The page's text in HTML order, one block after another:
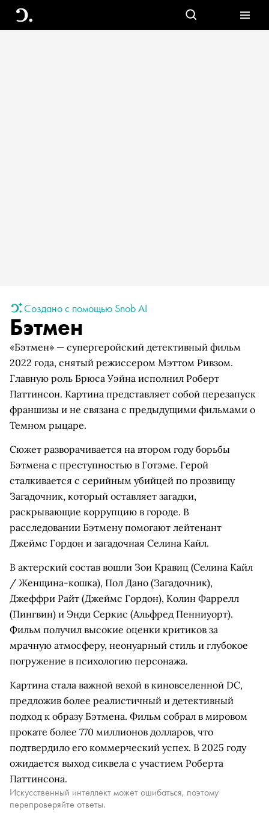
Создано с помощью Snob AI
Бэтмен
«Бэтмен» — супергеройский детективный фильм
2022 года, снятый режиссером Мэттом Ривзом.
Главную роль Брюса Уэйна исполнил Роберт
Паттинсон. Картина представляет собой перезапуск
франшизы и не связана с предыдущими фильмами о
Темном рыцаре.
Сюжет разворачивается на втором году борьбы
Бэтмена с преступностью в Готэме. Герой
сталкивается с серийным убийцей по прозвищу
Загадочник, который оставляет загадки,
раскрывающие коррупцию в городе. В
расследовании Бэтмену помогают лейтенант
Джеймс Гордон и загадочная Селина Кайл.
В актерский состав вошли Зои Кравиц (Селина Кайл
/ Женщина-кошка), Пол Дано (Загадочник),
Джеффри Райт (Джеймс Гордон), Колин Фаррелл
(Пингвин) и Энди Серкис (Альфред Пенниуорт).
Фильм получил высокие оценки критиков за
мрачную атмосферу, неонуарный стиль и глубокое
погружение в психологию персонажа.
Картина стала важной вехой в киновселенной DC,
предложив более реалистичный и детективный
подход к образу Бэтмена. Фильм собрал в мировом
прокате более 770 миллионов долларов, что
подтвердило его коммерческий успех. В 2025 году
ожидается выход сиквела с участием Роберта
Паттинсона.
Искусственный интеллект может ошибаться, поэтому
перепроверяйте ответы.